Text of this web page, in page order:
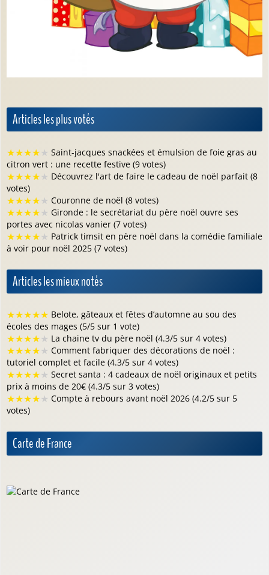
Articles les plus votés
★★★★★ Saint-jacques snackées et émulsion de foie gras au
citron vert : une recette festive (9 votes)
★★★★★ Découvrez l'art de faire le cadeau de noël parfait (8
votes)
★★★★★ Couronne de noël (8 votes)
★★★★★ Gironde : le secrétariat du père noël ouvre ses
portes avec nicolas vanier (7 votes)
★★★★★ Patrick timsit en père noël dans la comédie familiale
à voir pour noël 2025 (7 votes)
Articles les mieux notés
★★★★★ Belote, gâteaux et fêtes d’automne au sou des
écoles des mages (5/5 sur 1 vote)
★★★★★ La chaine tv du père noël (4.3/5 sur 4 votes)
★★★★★ Comment fabriquer des décorations de noël :
tutoriel complet et facile (4.3/5 sur 4 votes)
★★★★★ Secret santa : 4 cadeaux de noël originaux et petits
prix à moins de 20€ (4.3/5 sur 3 votes)
★★★★★ Compte à rebours avant noël 2026 (4.2/5 sur 5
votes)
Carte de France